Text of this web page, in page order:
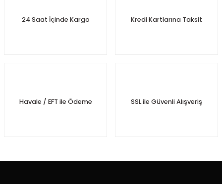
24 Saat İçinde Kargo Kredi Kartlarına Taksit
Havale / EFT ile Ödeme SSL ile Güvenli Alışveriş